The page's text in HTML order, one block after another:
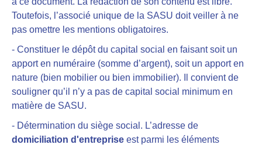
Toutefois, l’associé unique de la SASU doit veiller à ne
pas omettre les mentions obligatoires.
- Constituer le dépôt du capital social en faisant soit un
apport en numéraire (somme d’argent), soit un apport en
nature (bien mobilier ou bien immobilier). Il convient de
souligner qu’il n’y a pas de capital social minimum en
matière de SASU.
- Détermination du siège social. L’adresse de
domiciliation d'entreprise est parmi les éléments